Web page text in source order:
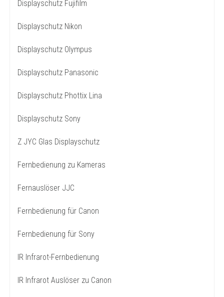
Displayschutz Fujifilm
Displayschutz Nikon
Displayschutz Olympus
Displayschutz Panasonic
Displayschutz Phottix Lina
Displayschutz Sony
Z JYC Glas Displayschutz
Fernbedienung zu Kameras
Fernauslöser JJC
Fernbedienung für Canon
Fernbedienung für Sony
IR Infrarot-Fernbedienung
IR Infrarot Auslöser zu Canon